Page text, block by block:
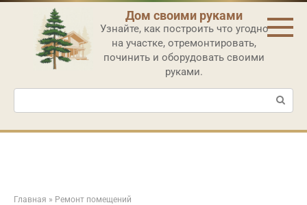
Перейти
контенту
Дом своими руками
Узнайте, как построить что угодно
на участке, отремонтировать,
починить и оборудовать своими
руками.
Поиск:
Главная » Ремонт помещений